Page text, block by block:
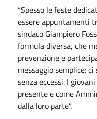
“Spesso le feste
essere appuntamenti
sindaco Giampiero
formula diversa, che
prevenzione e
messaggio semplice:
senza eccessi. I
presente e come
dalla loro parte”.